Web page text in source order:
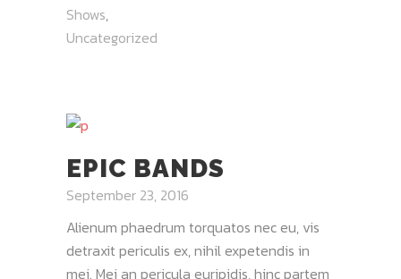
Shows,
Uncategorized
EPIC BANDS
September 23, 2016
Alienum phaedrum torquatos nec eu, vis
detraxit periculis ex, nihil expetendis in
mei. Mei an pericula euripidis, hinc partem